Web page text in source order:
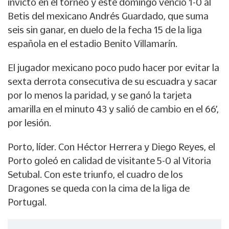
invicto en el torneo y este domingo venció 1-0 al
Betis del mexicano Andrés Guardado, que suma
seis sin ganar, en duelo de la fecha 15 de la liga
española en el estadio Benito Villamarín.
El jugador mexicano poco pudo hacer por evitar la
sexta derrota consecutiva de su escuadra y sacar
por lo menos la paridad, y se ganó la tarjeta
amarilla en el minuto 43 y salió de cambio en el 66’,
por lesión.
Porto, líder. Con Héctor Herrera y Diego Reyes, el
Porto goleó en calidad de visitante 5-0 al Vitoria
Setubal. Con este triunfo, el cuadro de los
Dragones se queda con la cima de la liga de
Portugal.